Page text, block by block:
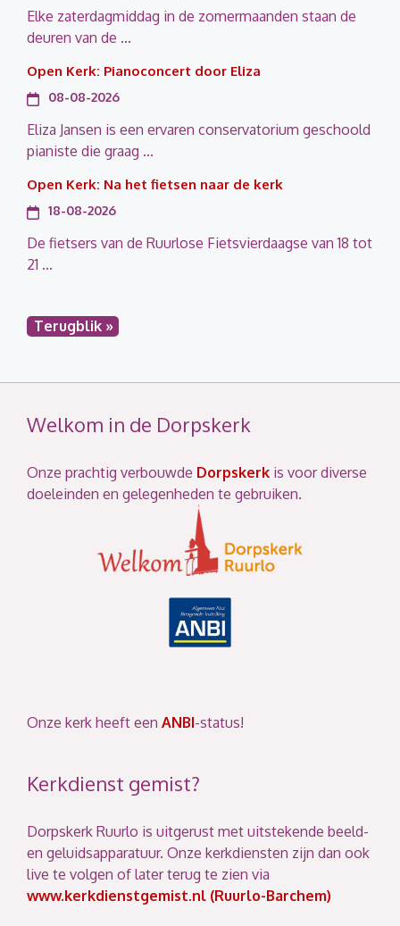
Elke zaterdagmiddag in de zomermaanden staan de
deuren van de ...
Open Kerk: Pianoconcert door Eliza
08-08-2026
Eliza Jansen is een ervaren conservatorium geschoold
pianiste die graag ...
Open Kerk: Na het fietsen naar de kerk
18-08-2026
De fietsers van de Ruurlose Fietsvierdaagse van 18 tot
21 ...
Terugblik »
Welkom in de Dorpskerk
Onze prachtig verbouwde Dorpskerk is voor diverse
doeleinden en gelegenheden te gebruiken.
Onze kerk heeft een ANBI-status!
Kerkdienst gemist?
Dorpskerk Ruurlo is uitgerust met uitstekende beeld-
en geluidsapparatuur. Onze kerkdiensten zijn dan ook
live te volgen of later terug te zien via
www.kerkdienstgemist.nl (Ruurlo-Barchem)